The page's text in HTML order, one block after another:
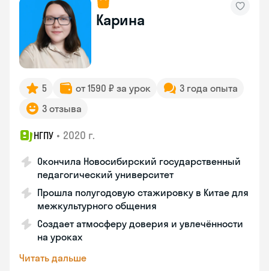
Карина
5 от 1590 ₽ за урок
3 года опыта
3 отзыва
НГПУ • 2020 г.
Окончила Новосибирский государственный
педагогический университет
Прошла полугодовую стажировку в Китае для
межкультурного общения
Создает атмосферу доверия и увлечённости
на уроках
Читать дальше